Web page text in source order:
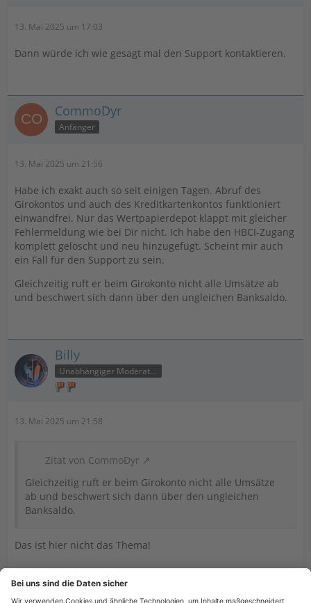
Dann würde ich bei der Meldund mal bei der Bank
13. Mai 2025 um 17:03
Dann würde ich wie gesagt mal den Support kontaktieren.
CommoDyr
Anfänger
13. Mai 2025 um 21:56
Habe ich exakt auch so seit einigen Tagen. Abruf des
Girokontos und auch des Kreditkartenkontos funktioniert
einwandfrei. Nur das Wertpapierdepot klappt mit gleicher
Fehlermeldung wie bei Dir nicht. Ich habe den HBCI-Zugang
komplett gelöscht und neu hinzugefügt. Scheint mir auch
ein Fall für den Support zu sein.
Gleichzeitig ruft er beim Girokonto nicht alle Umsätze ab
und beschwert sich dann über den ungleichen Banksaldo.
Billy
Unabhängiger Moderator
13. Mai 2025 um 21:58
Zitat von CommoDyr
Gleichzeitig ruft er beim Girokonto nicht alle Umsätze
ab und beschwert sich dann über den ungleichen
Banksaldo.
Das ist hier nicht das Thema!